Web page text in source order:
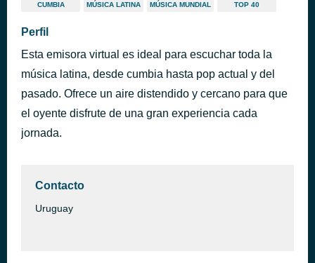
CUMBIA MÚSICA LATINA MÚSICA MUNDIAL TOP 40
Perfil
Esta emisora virtual es ideal para escuchar toda la
música latina, desde cumbia hasta pop actual y del
pasado. Ofrece un aire distendido y cercano para que
el oyente disfrute de una gran experiencia cada
jornada.
Contacto
Uruguay